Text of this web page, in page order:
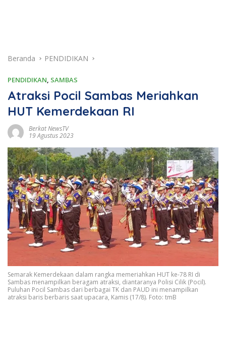
Beranda PENDIDIKAN
PENDIDIKAN, SAMBAS
Atraksi Pocil Sambas Meriahkan
HUT Kemerdekaan RI
Berkat NewsTV
19 Agustus 2023
Semarak Kemerdekaan dalam rangka memeriahkan HUT ke-78 RI di
Sambas menampilkan beragam atraksi, diantaranya Polisi Cilik (Pocil).
Puluhan Pocil Sambas dari berbagai TK dan PAUD ini menampilkan
atraksi baris berbaris saat upacara, Kamis (17/8). Foto: tmB